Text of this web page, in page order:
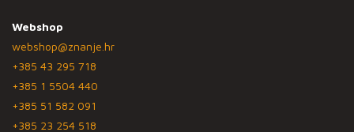
Webshop
webshop@znanje.hr
+385 43 295 718
+385 1 5504 440
+385 51 582 091
+385 23 254 518